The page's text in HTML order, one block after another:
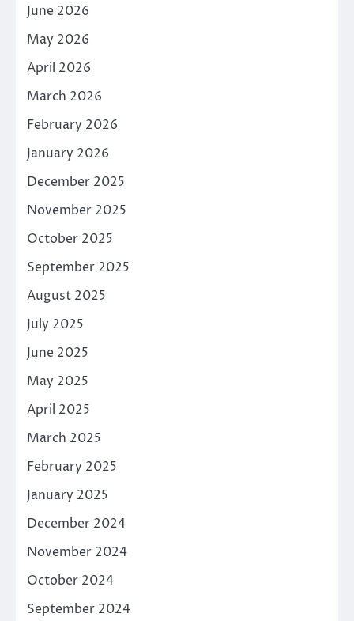
June 2026
May 2026
April 2026
March 2026
February 2026
January 2026
December 2025
November 2025
October 2025
September 2025
August 2025
July 2025
June 2025
May 2025
April 2025
March 2025
February 2025
January 2025
December 2024
November 2024
October 2024
September 2024